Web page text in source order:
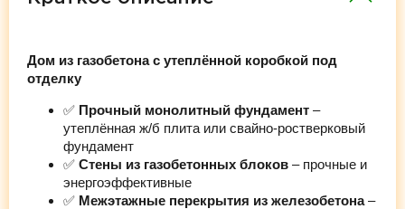
Дом из газобетона с утеплённой коробкой под
отделку
✅ Прочный монолитный фундамент –
утеплённая ж/б плита или свайно-ростверковый
фундамент
✅ Стены из газобетонных блоков – прочные и
энергоэффективные
✅ Межэтажные перекрытия из железобетона–